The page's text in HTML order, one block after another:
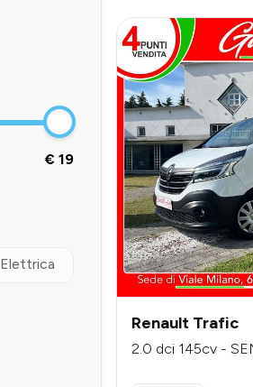
€ 19
Elettrica
Renault Trafic
2.0 dci 145cv -